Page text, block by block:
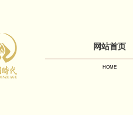
网站首页
HOME